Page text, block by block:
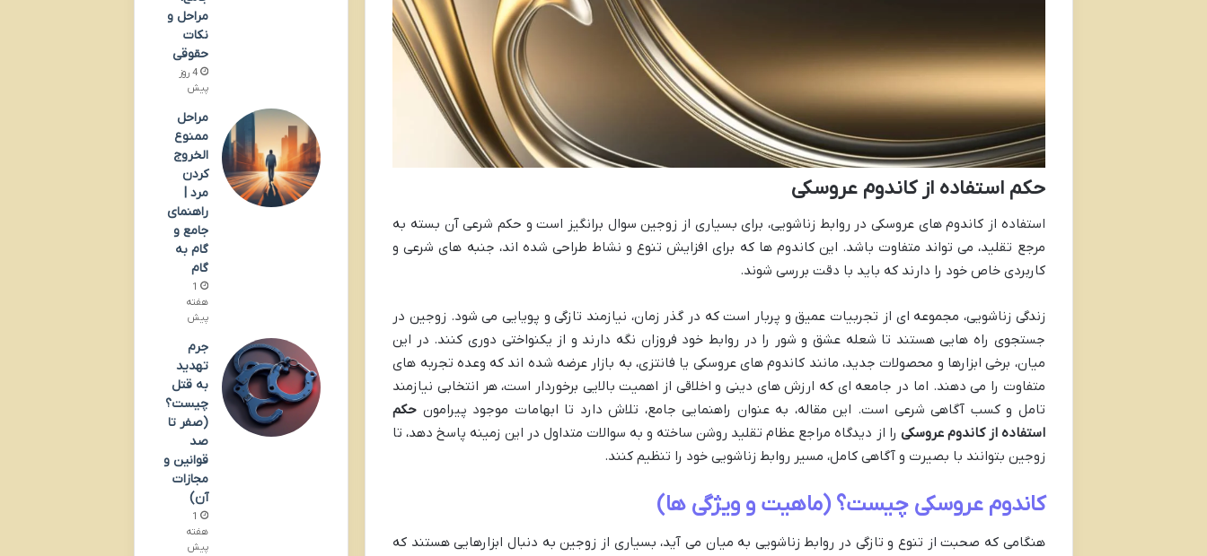
حکم استفاده از کاندوم عروسکی
استفاده از کاندوم های عروسکی در روابط زناشویی، برای بسیاری از زوجین سوال برانگیز است و حکم شرعی آن بسته به
مرجع تقلید، می تواند متفاوت باشد. این کاندوم ها که برای افزایش تنوع و نشاط طراحی شده اند، جنبه های شرعی و
کاربردی خاص خود را دارند که باید با دقت بررسی شوند.
زندگی زناشویی، مجموعه ای از تجربیات عمیق و پربار است که در گذر زمان، نیازمند تازگی و پویایی می شود. زوجین در
جستجوی راه هایی هستند تا شعله عشق و شور را در روابط خود فروزان نگه دارند و از یکنواختی دوری کنند. در این
میان، برخی ابزارها و محصولات جدید، مانند کاندوم های عروسکی یا فانتزی، به بازار عرضه شده اند که وعده تجربه های
متفاوت را می دهند. اما در جامعه ای که ارزش های دینی و اخلاقی از اهمیت بالایی برخوردار است، هر انتخابی نیازمند
تامل و کسب آگاهی شرعی است. این مقاله، به عنوان راهنمایی جامع، تلاش دارد تا ابهامات موجود پیرامون حکم
استفاده از کاندوم عروسکی را از دیدگاه مراجع عظام تقلید روشن ساخته و به سوالات متداول در این زمینه پاسخ دهد، تا
زوجین بتوانند با بصیرت و آگاهی کامل، مسیر روابط زناشویی خود را تنظیم کنند.
کاندوم عروسکی چیست؟ (ماهیت و ویژگی ها)
هنگامی که صحبت از تنوع و تازگی در روابط زناشویی به میان می آید، بسیاری از زوجین به دنبال ابزارهایی هستند که
مراحل و
نکات
حقوقی
4 روز
پیش
مراحل
ممنوع
الخروج
کردن
مرد |
راهنمای
جامع و
گام به
گام
1
هفته
پیش
جرم
تهدید
به قتل
چیست؟
(صفر تا
صد
قوانین و
مجازات
آن)
1
هفته
پیش